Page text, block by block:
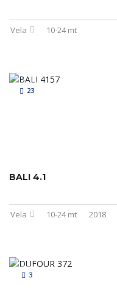
Vela 10-24 mt
23
BALI 4.1
Vela 10-24 mt 2018
3